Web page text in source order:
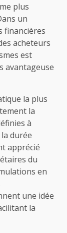
plus
un
financières
acheteurs
est
avantageuse
la plus
la
à
durée
apprécié
du
en
une idée
la